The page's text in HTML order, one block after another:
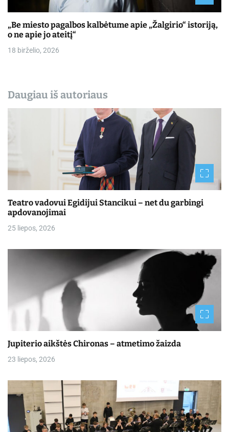
„Be miesto pagalbos kalbėtume apie „Žalgirio“ istoriją,
o ne apie jo ateitį“
18 birželio, 2026
Daugiau iš autoriaus
Teatro vadovui Egidijui Stancikui – net du garbingi
apdovanojimai
25 liepos, 2026
Jupiterio aikštės Chironas – atmetimo žaizda
23 liepos, 2026